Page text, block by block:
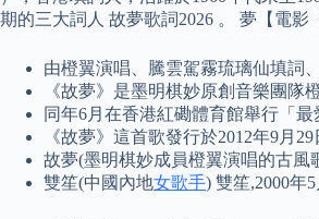
期的三大詞人 故夢歌詞2026 。 夢【電
由橙翼演唱、騰雲駕霧琉璃仙填詞
《故夢》是墨明棋妙原創音樂團隊
同年6月在香港紅磡體育館舉行「
《故夢》這首歌發行於2012年9月
故夢(墨明棋妙成員橙翼演唱的古風
雙笙(中國內地女歌手) 雙笙,2000年